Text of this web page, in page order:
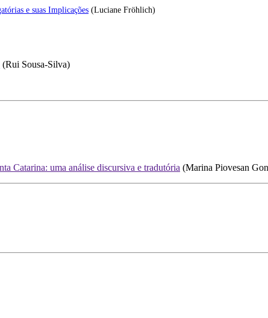
e suas Implicações (Luciane Fröhlich)
(Rui Sousa-Silva)
Catarina: uma análise discursiva e tradutória (Marina Piovesan